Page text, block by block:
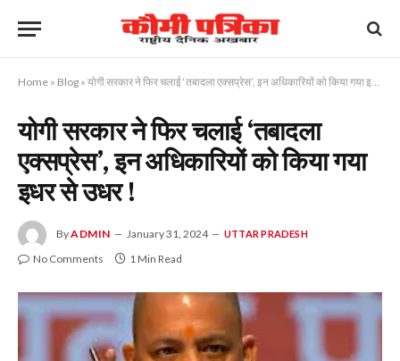
Home » Blog » योगी सरकार ने फिर चलाई ‘तबादला एक्सप्रेस’, इन अधिकारियों को किया गया इधर से उधर !
योगी सरकार ने फिर चलाई ‘तबादला
एक्सप्रेस’, इन अधिकारियों को किया गया
इधर से उधर !
ByADMIN January 31, 2024 UTTAR PRADESH
No Comments 1 Min Read